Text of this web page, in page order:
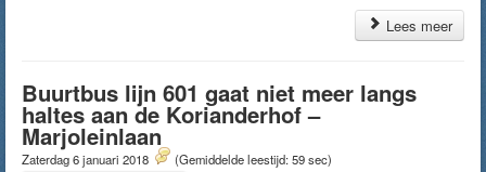
Lees meer
Buurtbus lijn 601 gaat niet meer langs
haltes aan de Korianderhof –
Marjoleinlaan
Zaterdag 6 januari 2018 (Gemiddelde leestijd: 59 sec)